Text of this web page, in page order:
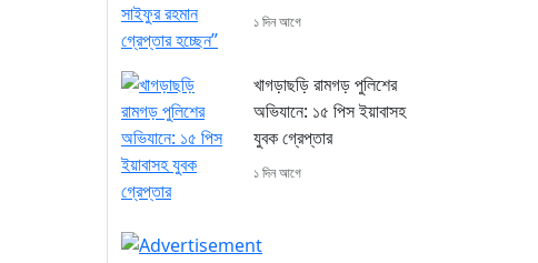
১ দিন আগে
খাগড়াছড়ি রামগড় পুলিশের
অভিযানে: ১৫ পিস ইয়াবাসহ
যুবক গ্রেপ্তার
১ দিন আগে